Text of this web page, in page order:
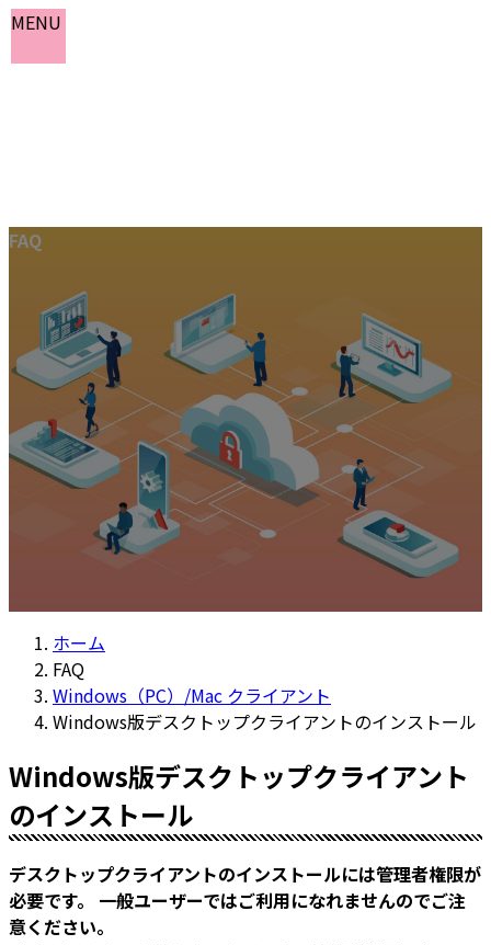
コ
へ
キ
ッ
ナ
ョ
に
移
ホーム
お知らせ
よくある質問
会社概要
お問い合わせ
FAQ
ホーム
FAQ
Windows（PC）/Mac クライアント
Windows版デスクトップクライアントのインストール
Windows版デスクトップクライアント
のインストール
デスクトップクライアントのインストールには管理者権限が
必要です。 一般ユーザーではご利用になれませんのでご注
意ください。
MENU